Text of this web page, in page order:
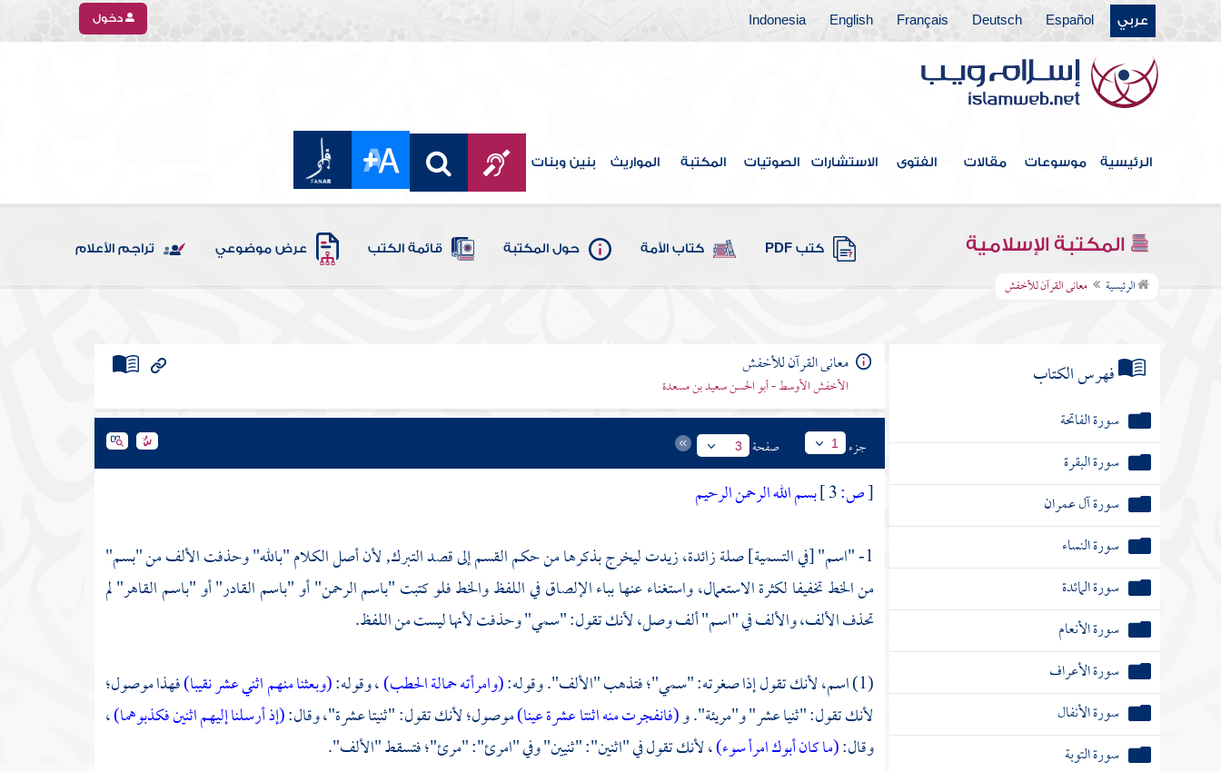
عربي Español
Deutsch
Français
English
Indonesia دخول
الرئيسية موسوعات مقالات الفتوى الاستشارات الصوتيات المكتبة المواريث بنين وبنات
المكتبة الإسلامية كتب PDF كتاب الأمة حول المكتبة قائمة الكتب عرض موضوعي تراجم الأعلام
الرئيسية معانى القرآن للأخفش
فهرس الكتاب
سورة الفاتحة
سورة البقرة
سورة آل عمران
سورة النساء
سورة المائدة
سورة الأنعام
سورة الأعراف
سورة الأنفال
سورة التوبة
معانى القرآن للأخفش
الأخفش الأوسط - أبو الحسن سعيد بن مسعدة
جزء 1 صفحة 3
[ص:
بسم الله الرحمن الرحيم
1- "اسم" [في التسمية] صلة زائدة، زيدت ليخرج بذكرها من حكم القسم إلى قصد التبرك, لأن أصل الكلام "بالله" وحذفت الألف من "بسم"
من الخط تخفيفا لكثرة الاستعمال، واستغناء عنها بباء الإلصاق في اللفظ والخط فلو كتبت "باسم الرحمن" أو "باسم القادر" أو "باسم القاهر" لم
تحذف الألف، والألف في "اسم" ألف وصل، لأنك تقول: "سمي" وحذفت لأنها ليست من اللفظ.
(1) اسم، لأنك تقول إذا صغرته: "سمي"؛ فتذهب "الألف". وقوله:
(وامرأته حمالة الحطب)، وقوله:(وبعثنا منهم اثني عشر نقيبا)فهذا موصول؛
لأنك تقول: "ثنيا عشر" و"مريئة". و(فانفجرت منه اثنتا عشرة عينا)موصول؛ لأنك تقول: "ثنيتا عشرة"، وقال:(إذ أرسلنا إليهم اثنين فكذبوهما)،
وقال:(ما كان أبوك امرأ سوء)، لأنك تقول في "اثنين": "ثنيين" وفي "امرئ": "مرئ"؛ فتسقط "الألف".